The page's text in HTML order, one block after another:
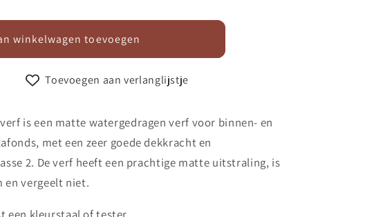
winkelwagen toevoegen
Toevoegen aan verlanglijstje
is een matte watergedragen verf voor binnen- en
met een zeer goede dekkracht en
2. De verf heeft een prachtige matte uitstraling, is
en vergeelt niet.